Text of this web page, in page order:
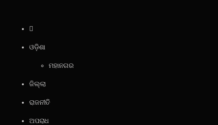
ଓଡ଼ିଶା
ମହାନଗର
ଜିଲ୍ଲା
ରାଜନୀତି
ଅପରାଧ